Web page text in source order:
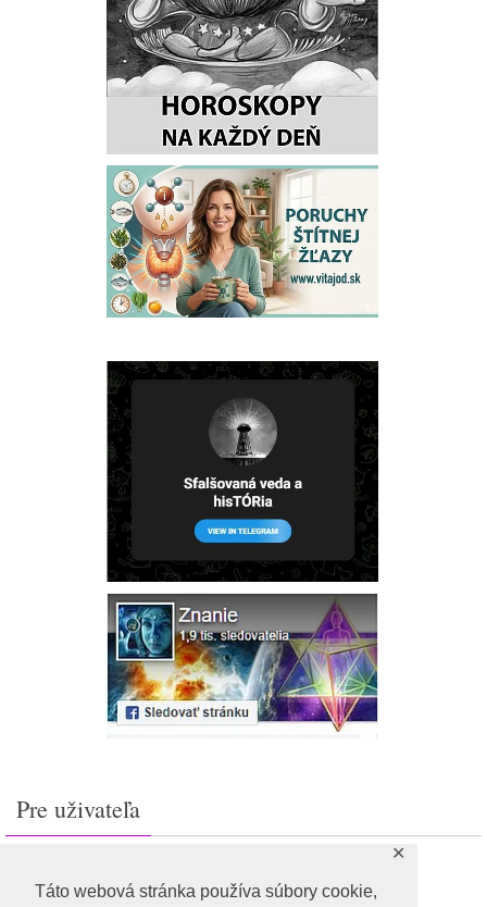
Táto webová stránka používa súbory cookie,
✕
Pre uživateľa
Feed záznamov